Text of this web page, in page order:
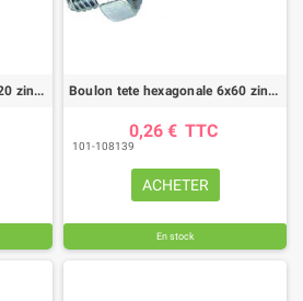
Boulon tete hexagonale 5x20 zingue 6.8 ft (boite de 200) Boulon tete hexagonale 6x60 zingue 6.8 fp (boite de 100)
0,26 € TTC
101-108139
ACHETER
En stock